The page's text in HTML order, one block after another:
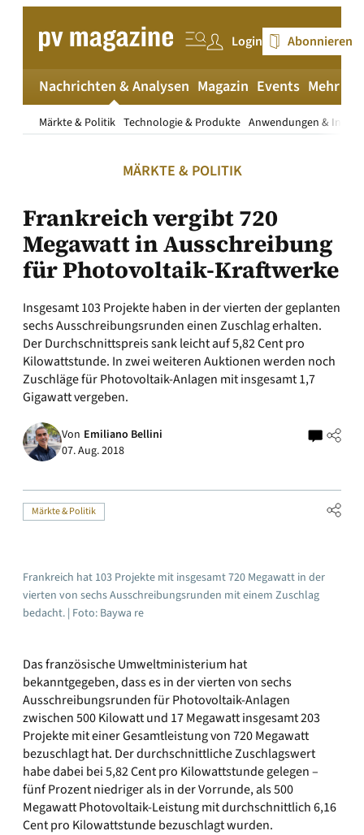
springen
Login Abonnieren
Nachrichten & Analysen
Märkte & Politik Technologie & Produkte Anwendungen &
Magazin Events Mehr
MÄRKTE & POLITIK
Frankreich vergibt 720
Megawatt in Ausschreibung
für Photovoltaik-Kraftwerke
Insgesamt 103 Projekte haben in der vierten der geplanten
sechs Ausschreibungsrunden einen Zuschlag erhalten.
Der Durchschnittspreis sank leicht auf 5,82 Cent pro
Kilowattstunde. In zwei weiteren Auktionen werden noch
Zuschläge für Photovoltaik-Anlagen mit insgesamt 1,7
Gigawatt vergeben.
Von Emiliano Bellini
07. Aug. 2018
Märkte & Politik
Frankreich hat 103 Projekte mit insgesamt 720 Megawatt in der
vierten von sechs Ausschreibungsrunden mit einem Zuschlag
bedacht. | Foto: Baywa re
Das französische Umweltministerium hat
bekanntgegeben, dass es in der vierten von sechs
Ausschreibungsrunden für Photovoltaik-Anlagen
zwischen 500 Kilowatt und 17 Megawatt insgesamt 203
Projekte mit einer Gesamtleistung von 720 Megawatt
bezuschlagt hat. Der durchschnittliche Zuschlagswert
habe dabei bei 5,82 Cent pro Kilowattstunde gelegen –
fünf Prozent niedriger als in der Vorrunde, als 500
Megawatt Photovoltaik-Leistung mit durchschnittlich 6,16
Cent pro Kilowattstunde bezuschlagt wurden.